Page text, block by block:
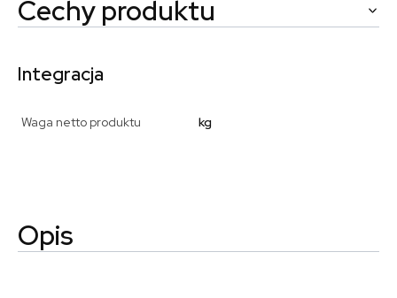
Cechy produktu
Integracja
Waga netto produktu kg
Opis